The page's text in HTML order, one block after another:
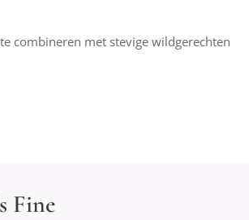
combineren met stevige wildgerechten
Fine